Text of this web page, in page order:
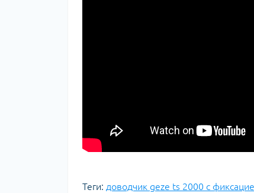
Теги: доводчик geze ts 2000 с